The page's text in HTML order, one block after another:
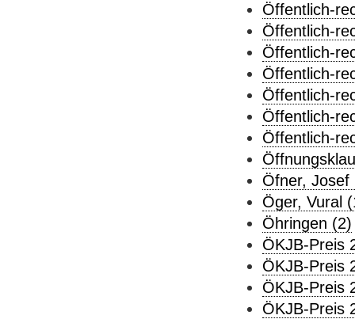
Öffentlich-
Öffentlich-
Öffentlich-
Öffentlich-
Öffentlich-
Öffentlich-
Öffentlich-
Öfner, Josef
Öger, Vural
Öhringen (2)
ÖKJB-Preis
ÖKJB-Preis
ÖKJB-Preis
ÖKJB-Preis